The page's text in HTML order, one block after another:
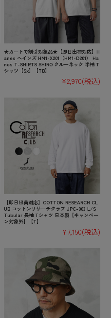
★カートで割引対象品★【即日出荷対応】H
anes ヘインズ HM1-X201（HM1-D201） Ha
nes T-SHIRTS SHIRO クルーネック 半袖 T
シャツ【Sx】【TB】
¥2,970(税込)
【即日出荷対応】COTTON RESEARCH CL
UB コットンリサーチクラブ JPC-003 L/S
Tubular 長袖 Tシャツ 日本製【キャンペー
ン対象外】【T】
¥7,150(税込)